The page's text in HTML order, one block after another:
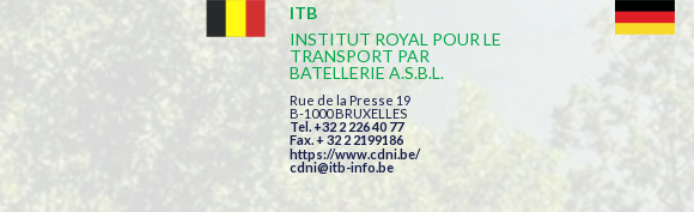
ITB
INSTITUT ROYAL POUR LE
TRANSPORT PAR
BATELLERIE A.S.B.L.
Rue de la Presse 19
B-1000 BRUXELLES
Tel. +32 2 226 40 77
Fax. + 32 2 2199186
https://www.cdni.be/
cdni@itb-info.be